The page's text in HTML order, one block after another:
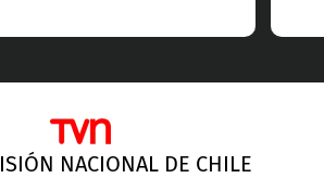
NACIONAL DE CHILE